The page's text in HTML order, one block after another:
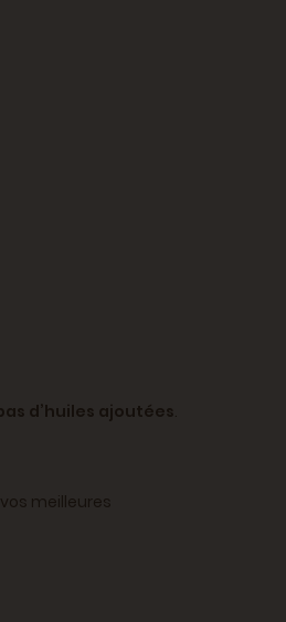
d’huiles ajoutées.
meilleures